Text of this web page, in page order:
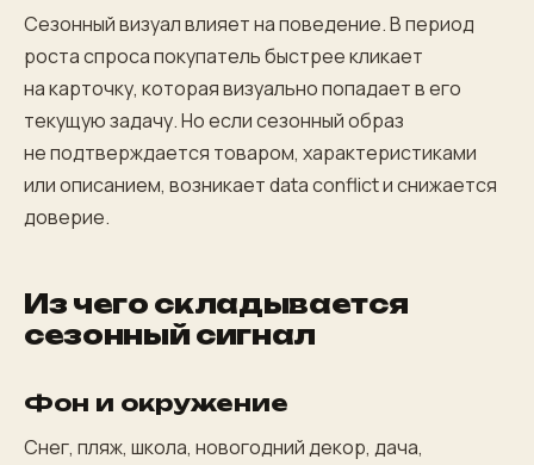
Сезонный визуал влияет на поведение. В период
роста спроса покупатель быстрее кликает
на карточку, которая визуально попадает в его
текущую задачу. Но если сезонный образ
не подтверждается товаром, характеристиками
или описанием, возникает data conflict и снижается
доверие.
Из чего складывается
сезонный сигнал
Фон и окружение
Снег, пляж, школа, новогодний декор, дача,